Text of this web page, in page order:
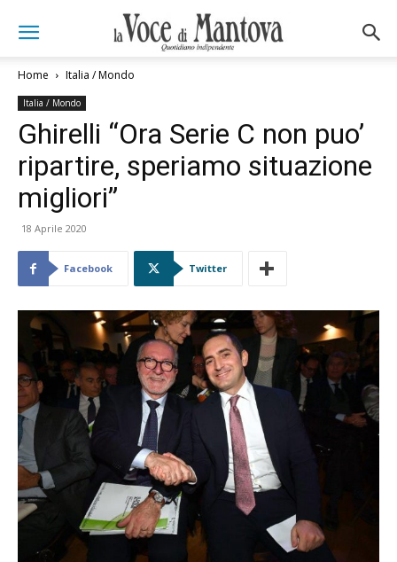
Home Italia / Mondo
Italia / Mondo
Ghirelli “Ora Serie C non puo’
ripartire, speriamo situazione
migliori”
18 Aprile 2020
Facebook Twitter